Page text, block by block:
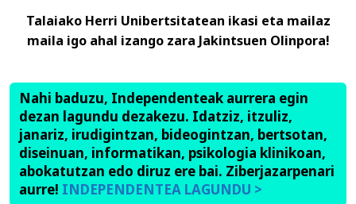
Talaiako Herri Unibertsitatean ikasi eta mailaz
maila igo ahal izango zara Jakintsuen Olinpora!
Nahi baduzu, Independenteak aurrera egin
dezan lagundu dezakezu. Idatziz, itzuliz,
janariz, irudigintzan, bideogintzan, bertsotan,
diseinuan, informatikan, psikologia klinikoan,
abokatutzan edo diruz ere bai. Ziberjazarpenari
aurre! INDEPENDENTEA LAGUNDU >